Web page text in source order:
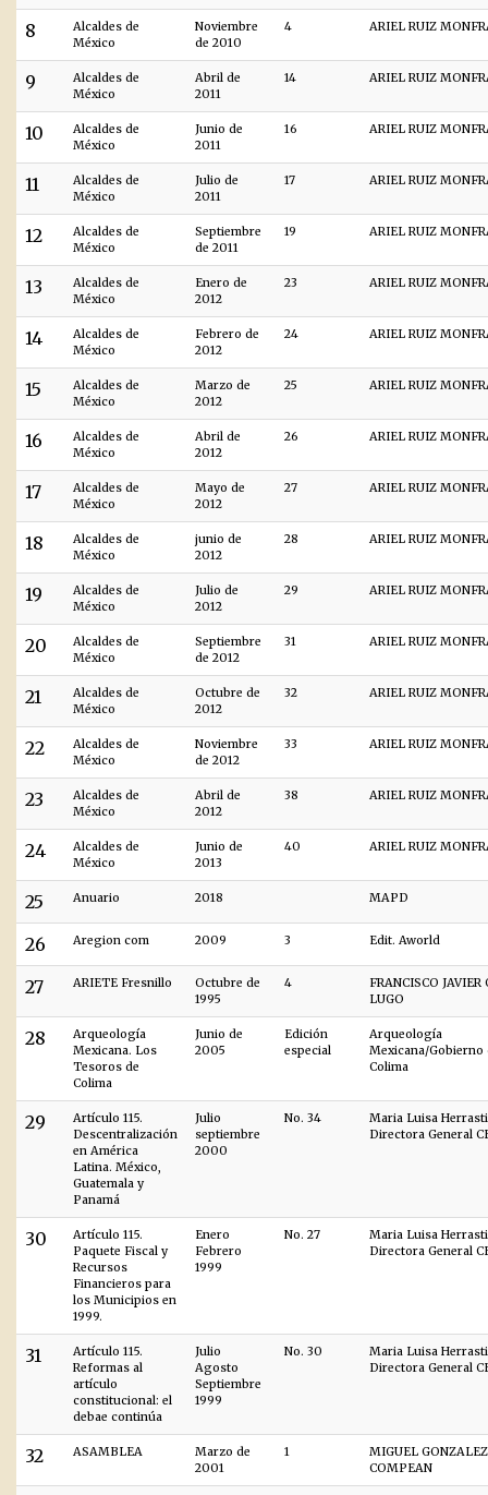
8
Alcaldes de
México
Noviembre
de 2010
4 ARIEL RUIZ
9
Alcaldes de
México
Abril de
2011
14 ARIEL RUIZ
10
Alcaldes de
México
Junio de
2011
16 ARIEL RUIZ
11
Alcaldes de
México
Julio de
2011
17 ARIEL RUIZ
12
Alcaldes de
México
Septiembre
de 2011
19 ARIEL RUIZ
13
Alcaldes de
México
Enero de
2012
23 ARIEL RUIZ
14
Alcaldes de
México
Febrero de
2012
24 ARIEL RUIZ
15
Alcaldes de
México
Marzo de
2012
25 ARIEL RUIZ
16
Alcaldes de
México
Abril de
2012
26 ARIEL RUIZ
17
Alcaldes de
México
Mayo de
2012
27 ARIEL RUIZ
18
Alcaldes de
México
junio de
2012
28 ARIEL RUIZ
19
Alcaldes de
México
Julio de
2012
29 ARIEL RUIZ
20
Alcaldes de
México
Septiembre
de 2012
31 ARIEL RUIZ
21
Alcaldes de
México
Octubre de
2012
32 ARIEL RUIZ
22
Alcaldes de
México
Noviembre
de 2012
33 ARIEL RUIZ
23
Alcaldes de
México
Abril de
2012
38 ARIEL RUIZ
24
Alcaldes de
México
Junio de
2013
40 ARIEL RUIZ
25 Anuario 2018 MAPD
26 Aregion com 2009 3 Edit. Aworld
27 ARIETE Fresnillo
Octubre de
1995
4
FRANCISCO JAVIER
LUGO
28
Arqueología
Mexicana. Los
Tesoros de
Colima
Junio de
2005
Edición
especial
Arqueología
Mexicana/Gobierno
Colima
29
Artículo 115.
Descentralización
en América
Latina. México,
Guatemala y
Panamá
Julio
septiembre
2000
No. 34
Maria Luisa Herrasti
Directora General
30
Artículo 115.
Paquete Fiscal y
Recursos
Financieros para
los Municipios en
1999.
Enero
Febrero
1999
No. 27
Maria Luisa Herrasti
Directora General
31
Artículo 115.
Reformas al
artículo
constitucional: el
debae continúa
Julio
Agosto
Septiembre
1999
No. 30
Maria Luisa Herrasti
Directora General
32 ASAMBLEA
Marzo de
2001
1
MIGUEL GONZALEZ
COMPEAN